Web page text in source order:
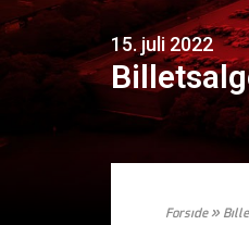
15. juli 2022
Forside»